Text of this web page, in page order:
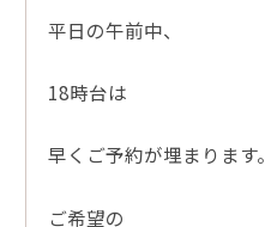
平日の午前中、
18時台は
早くご予約が埋まります。
ご希望の